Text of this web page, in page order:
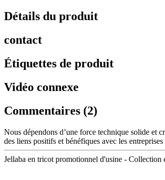
Détails du produit
contact
Étiquettes de produit
Vidéo connexe
Commentaires (2)
Nous dépendons d’une force technique solide et
des liens positifs et bénéfiques avec les
Jellaba en tricot promotionnel d'usine -